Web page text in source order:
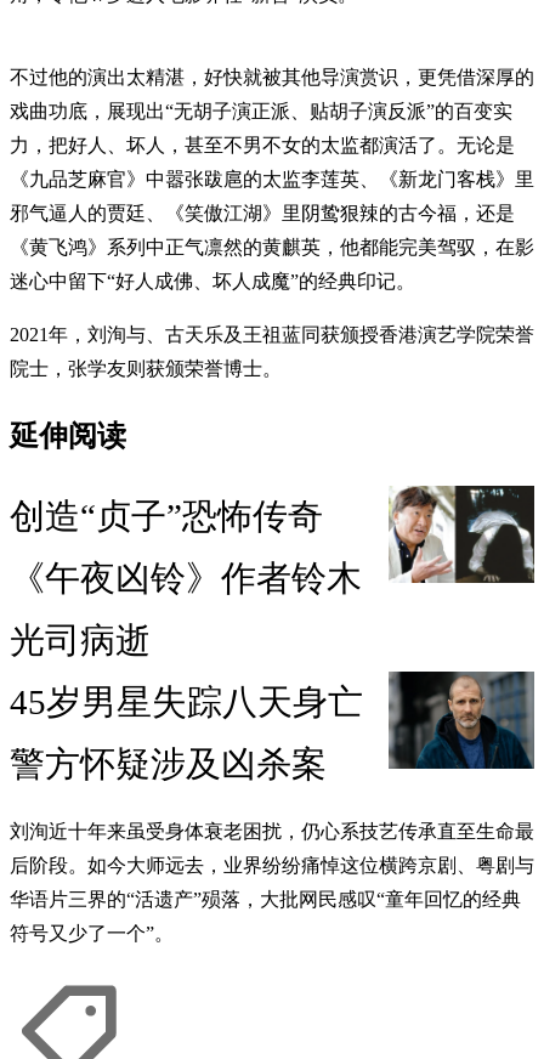
不过他的演出太精湛，好快就被其他导演赏识，更凭借深厚的
戏曲功底，展现出“无胡子演正派、贴胡子演反派”的百变实
力，把好人、坏人，甚至不男不女的太监都演活了。无论是
《九品芝麻官》中嚣张跋扈的太监李莲英、《新龙门客栈》里
邪气逼人的贾廷、《笑傲江湖》里阴鸷狠辣的古今福，还是
《黄飞鸿》系列中正气凛然的黄麒英，他都能完美驾驭，在影
迷心中留下“好人成佛、坏人成魔”的经典印记。
2021年，刘洵与、古天乐及王祖蓝同获颁授香港演艺学院荣誉
院士，张学友则获颁荣誉博士。
延伸阅读
创造“贞子”恐怖传奇
《午夜凶铃》作者铃木
光司病逝
45岁男星失踪八天身亡
警方怀疑涉及凶杀案
刘洵近十年来虽受身体衰老困扰，仍心系技艺传承直至生命最
后阶段。如今大师远去，业界纷纷痛悼这位横跨京剧、粤剧与
华语片三界的“活遗产”殒落，大批网民感叹“童年回忆的经典
符号又少了一个”。